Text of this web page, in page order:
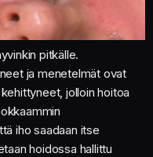
pitkälle.
ja menetelmät ovat
jolloin hoitoa
iho saadaan itse
hoidossa hallittu